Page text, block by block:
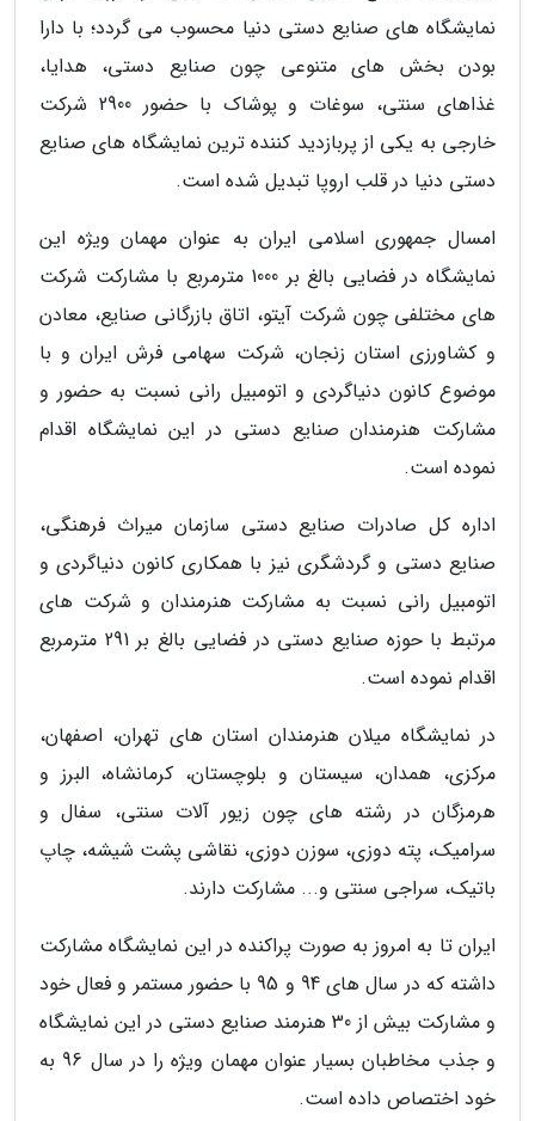
نمایشگاه های صنایع دستی دنیا محسوب می گردد؛ با دارا
بودن بخش های متنوعی چون صنایع دستی، هدایا،
غذاهای سنتی، سوغات و پوشاک با حضور 2900 شرکت
خارجی به یکی از پربازدید کننده ترین نمایشگاه های صنایع
دستی دنیا در قلب اروپا تبدیل شده است.
امسال جمهوری اسلامی ایران به عنوان مهمان ویژه این
نمایشگاه در فضایی بالغ بر 1000 مترمربع با مشارکت شرکت
های مختلفی چون شرکت آیتو، اتاق بازرگانی صنایع، معادن
و کشاورزی استان زنجان، شرکت سهامی فرش ایران و با
موضوع کانون دنیاگردی و اتومبیل رانی نسبت به حضور و
مشارکت هنرمندان صنایع دستی در این نمایشگاه اقدام
نموده است.
اداره کل صادرات صنایع دستی سازمان میراث فرهنگی،
صنایع دستی و گردشگری نیز با همکاری کانون دنیاگردی و
اتومبیل رانی نسبت به مشارکت هنرمندان و شرکت های
مرتبط با حوزه صنایع دستی در فضایی بالغ بر 291 مترمربع
اقدام نموده است.
در نمایشگاه میلان هنرمندان استان های تهران، اصفهان،
مرکزی، همدان، سیستان و بلوچستان، کرمانشاه، البرز و
هرمزگان در رشته های چون زیور آلات سنتی، سفال و
سرامیک، پته دوزی، سوزن دوزی، نقاشی پشت شیشه، چاپ
باتیک، سراجی سنتی و... مشارکت دارند.
ایران تا به امروز به صورت پراکنده در این نمایشگاه مشارکت
داشته که در سال های 94 و 95 با حضور مستمر و فعال خود
و مشارکت بیش از 30 هنرمند صنایع دستی در این نمایشگاه
و جذب مخاطبان بسیار عنوان مهمان ویژه را در سال 96 به
خود اختصاص داده است.